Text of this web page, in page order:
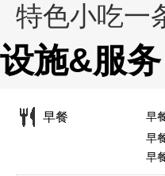
特色小吃一
设施&服务
早餐 早
早
早